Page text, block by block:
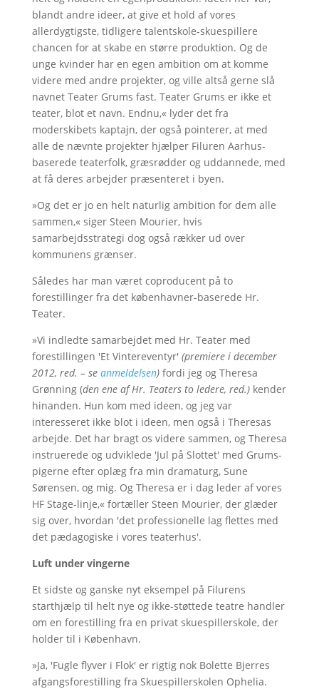
blandt andre ideer, at give et hold af vores
allerdygtigste, tidligere talentskole-skuespillere
chancen for at skabe en større produktion. Og de
unge kvinder har en egen ambition om at komme
videre med andre projekter, og ville altså gerne slå
navnet Teater Grums fast. Teater Grums er ikke et
teater, blot et navn. Endnu,« lyder det fra
moderskibets kaptajn, der også pointerer, at med
alle de nævnte projekter hjælper Filuren Aarhus-
baserede teaterfolk, græsrødder og uddannede, med
at få deres arbejder præsenteret i byen.
»Og det er jo en helt naturlig ambition for dem alle
sammen,« siger Steen Mourier, hvis
samarbejdsstrategi dog også rækker ud over
kommunens grænser.
Således har man været coproducent på to
forestillinger fra det københavner-baserede Hr.
Teater.
»Vi indledte samarbejdet med Hr. Teater med
forestillingen 'Et Vintereventyr' (premiere i december
2012, red. – se anmeldelsen)fordi jeg og Theresa
Grønning (den ene af Hr. Teaters to ledere, red.)kender
hinanden. Hun kom med ideen, og jeg var
interesseret ikke blot i ideen, men også i Theresas
arbejde. Det har bragt os videre sammen, og Theresa
instruerede og udviklede 'Jul på Slottet' med Grums-
pigerne efter oplæg fra min dramaturg, Sune
Sørensen, og mig. Og Theresa er i dag leder af vores
HF Stage-linje,« fortæller Steen Mourier, der glæder
sig over, hvordan 'det professionelle lag flettes med
det pædagogiske i vores teaterhus'.
Luft under vingerne
Et sidste og ganske nyt eksempel på Filurens
starthjælp til helt nye og ikke-støttede teatre handler
om en forestilling fra en privat skuespillerskole, der
holder til i København.
»Ja, 'Fugle flyver i Flok' er rigtig nok Bolette Bjerres
afgangsforestilling fra Skuespillerskolen Ophelia.